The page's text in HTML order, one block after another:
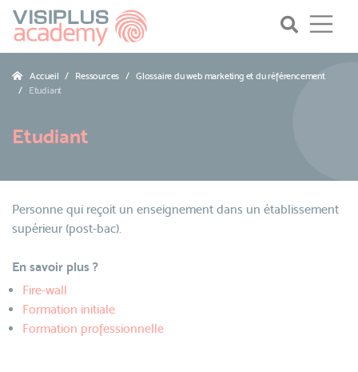
Accueil Ressources
Glossaire du web marketing et du référencement
Etudiant
Etudiant
Personne qui reçoit un enseignement dans un établissement
supérieur (post-bac).
En savoir plus ?
Fire-wall
Formation initiale
Formation professionnelle